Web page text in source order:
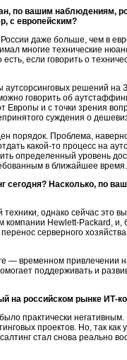
по вашим наблюдениям,
с европейским?
даже больше, чем в
многие технические
если говорить о
решений
говорить об
и с точки зрения
суждения о
порядок. Проблема,
какой-то процесс на
определенный уровень
в ближайшее время.
сегодня? Насколько, по
однако сейчас это
компании Hewlett-Packard , и,
серверного
— временном привлечении
поддерживать и
на российском рынке ИТ-
практически
проектов. Но, так как
стал снова реально